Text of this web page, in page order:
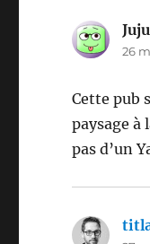
Juju
26
Cette pub
paysage à
pas d’un